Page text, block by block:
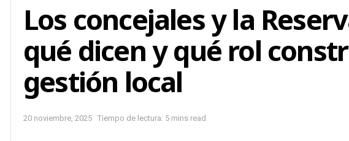
Los concejales y la
qué dicen y qué rol
gestión local
20 noviembre, 2025 Tiempo de lectura: 5 mins read